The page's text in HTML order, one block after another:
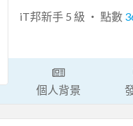
iT邦新手 5 級 ‧ 點數
個人背景